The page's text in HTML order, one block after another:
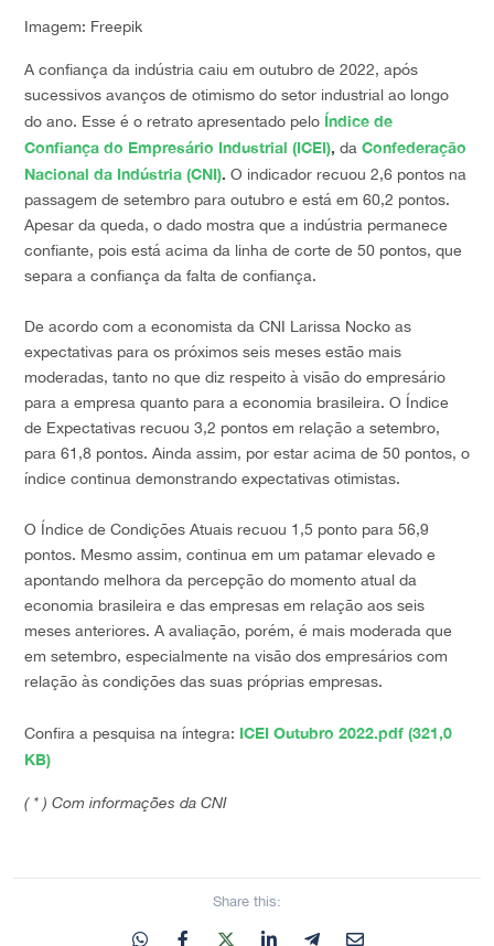
Imagem: Freepik
A confiança da indústria caiu em outubro de 2022, após
sucessivos avanços de otimismo do setor industrial ao longo
do ano. Esse é o retrato apresentado pelo Índice de
Confiança do Empresário Industrial (ICEI), da Confederação
Nacional da Indústria (CNI). O indicador recuou 2,6 pontos na
passagem de setembro para outubro e está em 60,2 pontos.
Apesar da queda, o dado mostra que a indústria permanece
confiante, pois está acima da linha de corte de 50 pontos, que
separa a confiança da falta de confiança.
De acordo com a economista da CNI Larissa Nocko as
expectativas para os próximos seis meses estão mais
moderadas, tanto no que diz respeito à visão do empresário
para a empresa quanto para a economia brasileira. O Índice
de Expectativas recuou 3,2 pontos em relação a setembro,
para 61,8 pontos. Ainda assim, por estar acima de 50 pontos, o
índice continua demonstrando expectativas otimistas.
O Índice de Condições Atuais recuou 1,5 ponto para 56,9
pontos. Mesmo assim, continua em um patamar elevado e
apontando melhora da percepção do momento atual da
economia brasileira e das empresas em relação aos seis
meses anteriores. A avaliação, porém, é mais moderada que
em setembro, especialmente na visão dos empresários com
relação às condições das suas próprias empresas.
Confira a pesquisa na íntegra: ICEI Outubro 2022.pdf (321,0
KB)
( * ) Com informações da CNI
Share this: